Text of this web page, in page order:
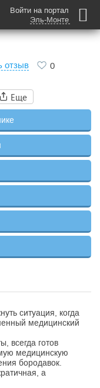
Войти на портал
Эль-Монте
отзыв
0
Еще
ситуация, когда
медицинский
всегда готов
медицинскую
бородавок.
а